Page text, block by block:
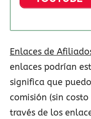
Enlaces de
enlaces podrían
significa que
comisión (sin
través de los